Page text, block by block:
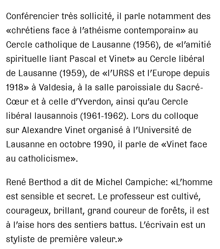
Conférencier très sollicité, il parle notamment des
«chrétiens face à l’athéisme contemporain» au
Cercle catholique de Lausanne (1956), de «l’amitié
spirituelle liant Pascal et Vinet» au Cercle libéral
de Lausanne (1959), de «l’URSS et l’Europe depuis
1918» à Valdesia, à la salle paroissiale du Sacré-
Cœur et à celle d’Yverdon, ainsi qu’au Cercle
libéral lausannois (1961-1962). Lors du colloque
sur Alexandre Vinet organisé à l’Université de
Lausanne en octobre 1990, il parle de «Vinet face
au catholicisme».
René Berthod a dit de Michel Campiche: «L’homme
est sensible et secret. Le professeur est cultivé,
courageux, brillant, grand coureur de forêts, il est
à l’aise hors des sentiers battus. L’écrivain est un
styliste de première valeur.»